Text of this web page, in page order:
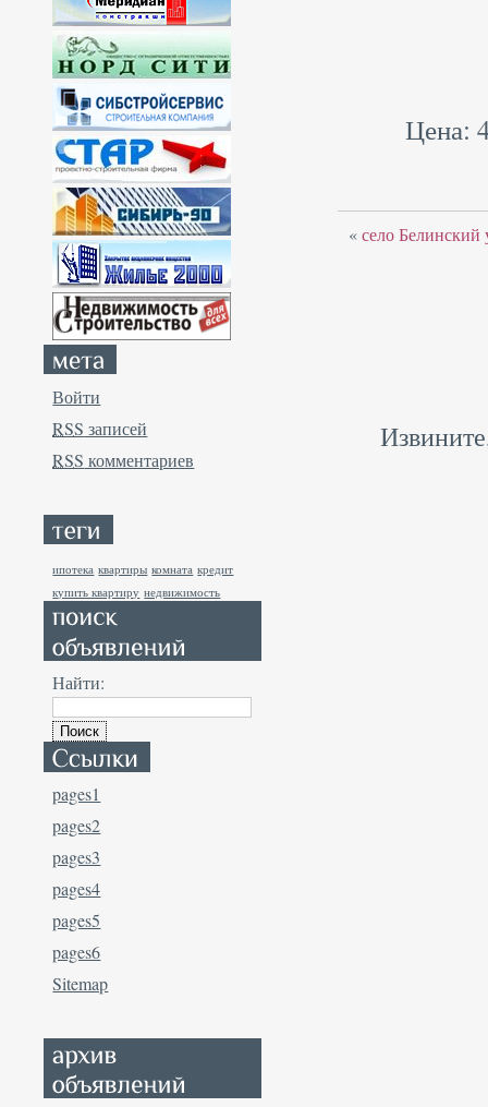
Войти
RSS записей
RSS комментариев
ипотека квартиры комната кредит
купить квартиру недвижимость
Найти:
pages1
pages2
pages3
pages4
pages5
pages6
Sitemap
Цена:
«село Белинский